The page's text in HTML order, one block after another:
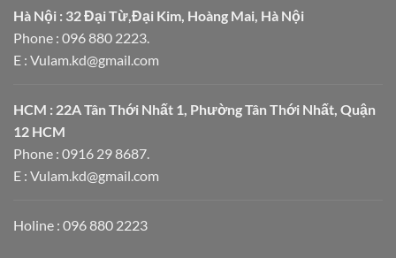
Hà Nội : 32 Đại Từ,Đại Kim, Hoàng Mai, Hà Nội
Phone : 096 880 2223.
E : Vulam.kd@gmail.com
HCM : 22A Tân Thới Nhất 1, Phường Tân Thới Nhất, Quận
12 HCM
Phone : 0916 29 8687.
E : Vulam.kd@gmail.com
Holine : 096 880 2223